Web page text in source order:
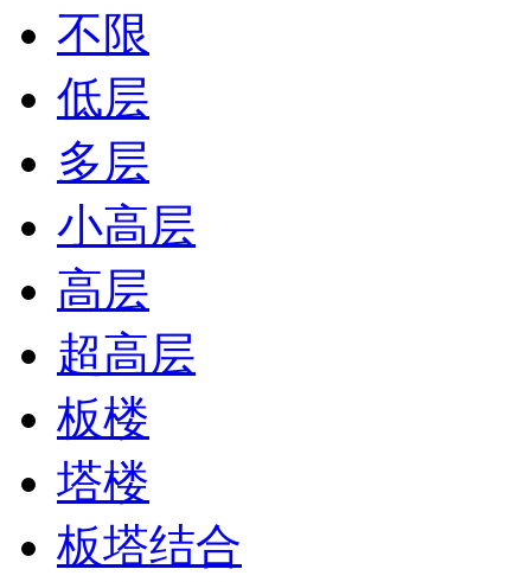
不限
低层
多层
小高层
高层
超高层
板楼
塔楼
板塔结合